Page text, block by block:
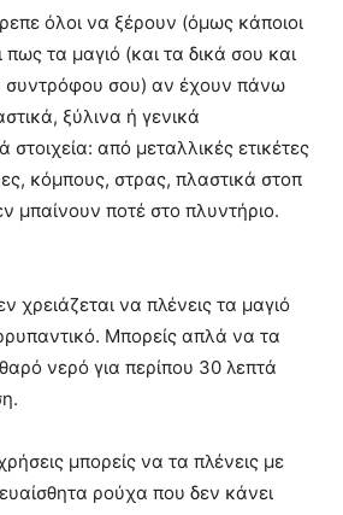
όλοι να ξέρουν (όμως κάποιοι
πως τα μαγιό (και τα δικά σου και
συντρόφου σου) αν έχουν πάνω
ξύλινα ή γενικά
στοιχεία: από μεταλλικές ετικέτες
κόμπους, στρας, πλαστικά στοπ
μπαίνουν ποτέ στο πλυντήριο.
χρειάζεται να πλένεις τα μαγιό
Μπορείς απλά να τα
νερό για περίπου 30 λεπτά
μπορείς να τα πλένεις με
ρούχα που δεν κάνει